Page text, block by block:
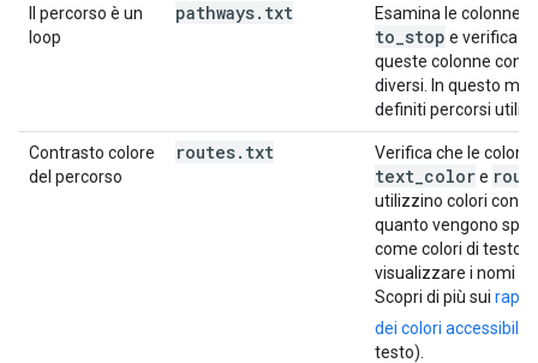
Il percorso è un
loop
pathways. txt Esamina le colonne
to stop e verifica
queste colonne
diversi. In questo
definiti percorsi utili
Contrasto colore
del percorso
routes. txt Verifica che le
text colore
utilizzino colori
quanto vengono
come colori di testo
visualizzare i nomi
Scopri di più sui
dei colori accessibili
testo).